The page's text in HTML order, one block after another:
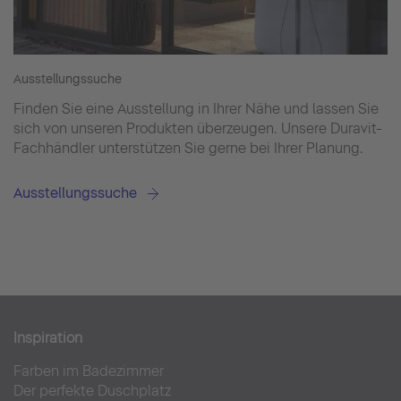
Ausstellungssuche
Finden Sie eine Ausstellung in Ihrer Nähe und lassen Sie
sich von unseren Produkten überzeugen. Unsere Duravit-
Fachhändler unterstützen Sie gerne bei Ihrer Planung.
Ausstellungssuche
Inspiration
Farben im Badezimmer
Der perfekte Duschplatz